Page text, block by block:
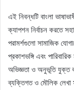
এই নিবন্ধটি বাংলা
ক্যাপশন নির্বাচন করতে
পরামর্শগুলো সামাজিক
প্রকাশভঙ্গি এবং
অভিজ্ঞতা ও অনুভূতি যুক্ত
ব্যক্তিগত ও মৌলিক লেখা